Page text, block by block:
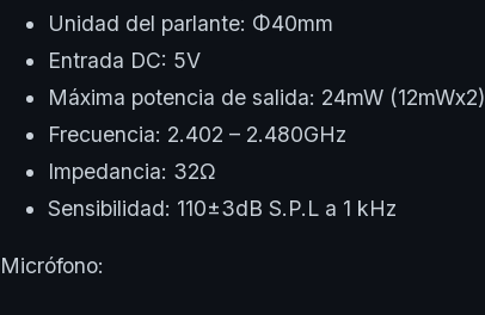
Unidad del parlante: Φ40mm
Entrada DC: 5V
Máxima potencia de salida: 24mW (12mWx2)
Frecuencia: 2.402 – 2.480GHz
Impedancia: 32Ω
Sensibilidad: 110±3dB S.P.L a 1 kHz
Micrófono: